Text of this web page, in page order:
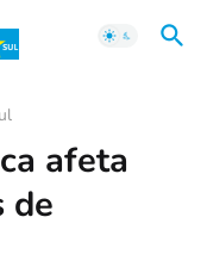
afeta
de